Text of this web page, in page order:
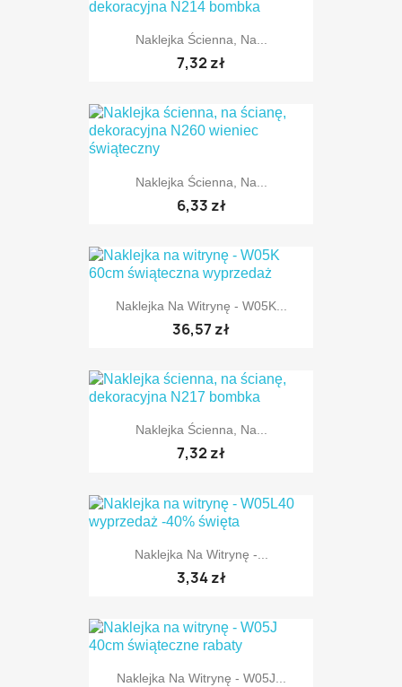
TYLKO ONLINE
Naklejka Ścienna, Na...
7,32 zł
TYLKO ONLINE
Naklejka Ścienna, Na...
6,33 zł
TYLKO ONLINE
Naklejka Na Witrynę - W05K...
36,57 zł
Naklejka Ścienna, Na...
7,32 zł
TYLKO ONLINE
Naklejka Na Witrynę -...
3,34 zł
Naklejka Na Witrynę - W05J...